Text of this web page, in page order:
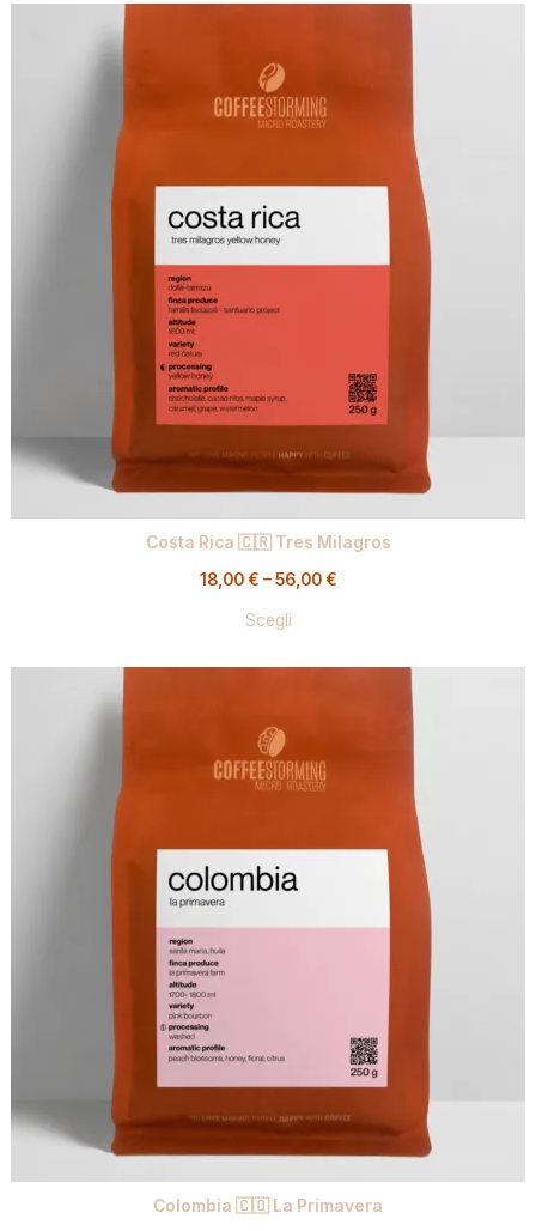
Costa Rica 🇨🇷 Tres Milagros
18,00 € – 56,00 €
Scegli
Colombia 🇨🇴 La Primavera